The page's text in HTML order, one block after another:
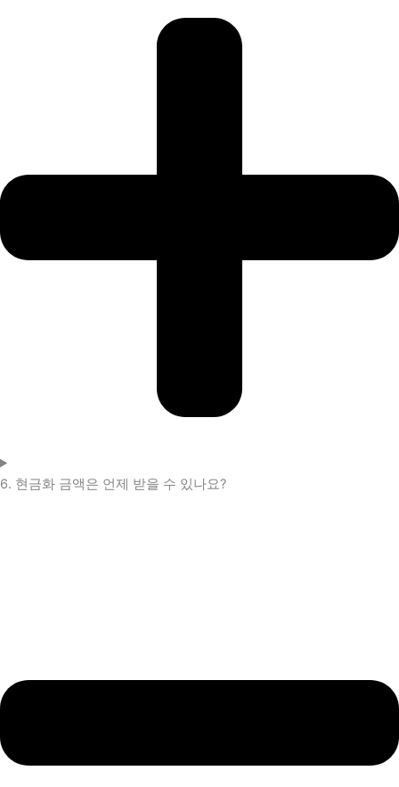
6. 현금화 금액은 언제 받을 수 있나요?